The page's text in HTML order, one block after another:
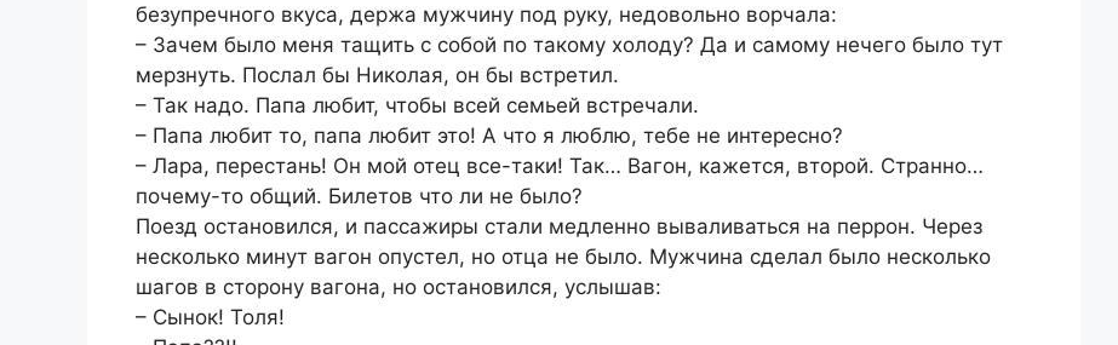
безупречного вкуса, держа мужчину под руку, недовольно ворчала:
– Зачем было меня тащить с собой по такому холоду? Да и самому нечего было тут
мерзнуть. Послал бы Николая, он бы встретил.
– Так надо. Папа любит, чтобы всей семьей встречали.
– Папа любит то, папа любит это! А что я люблю, тебе не интересно?
– Лара, перестань! Он мой отец все-таки! Так… Вагон, кажется, второй. Странно…
почему-то общий. Билетов что ли не было?
Поезд остановился, и пассажиры стали медленно вываливаться на перрон. Через
несколько минут вагон опустел, но отца не было. Мужчина сделал было несколько
шагов в сторону вагона, но остановился, услышав:
– Сынок! Толя!